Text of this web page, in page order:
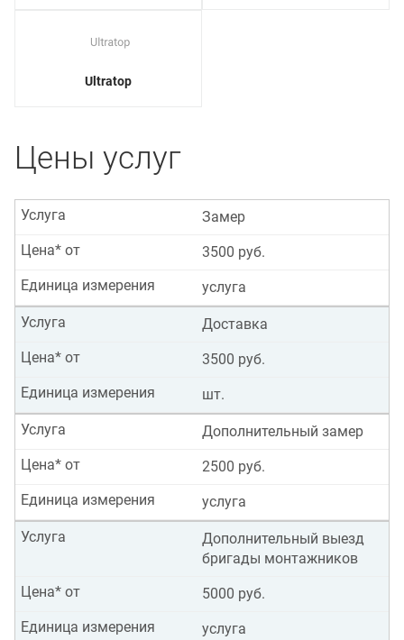
Ultratop
Цены услуг
Замер
Услуга
3500 руб.
Цена* от
услуга
Единица измерения
Доставка
Услуга
3500 руб.
Цена* от
шт.
Единица измерения
Дополнительный замер
Услуга
2500 руб.
Цена* от
услуга
Единица измерения
Дополнительный выезд
бригады монтажников
Услуга
5000 руб.
Цена* от
услуга
Единица измерения